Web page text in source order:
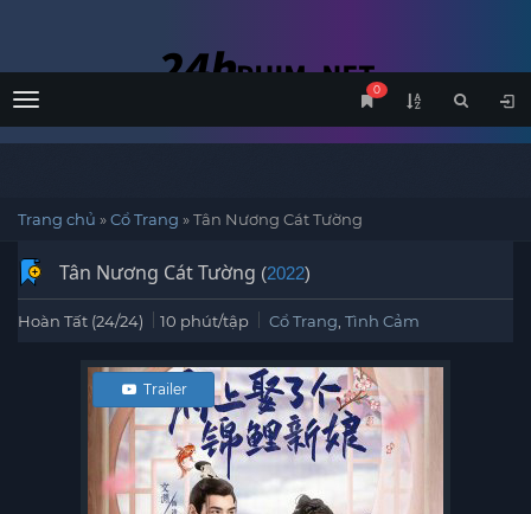
Menu
0
Trang chủ »Cổ Trang »Tân Nương Cát Tường
Tân Nương Cát Tường (2022)
Hoàn Tất (24/24) 10 phút/tập Cổ Trang Tình Cảm
Trailer